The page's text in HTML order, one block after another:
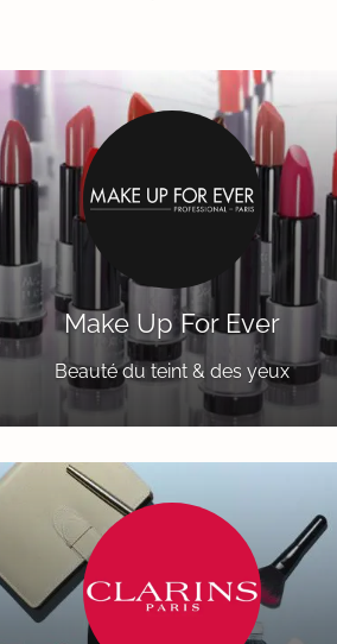
Make Up For Ever
Beauté du teint & des yeux